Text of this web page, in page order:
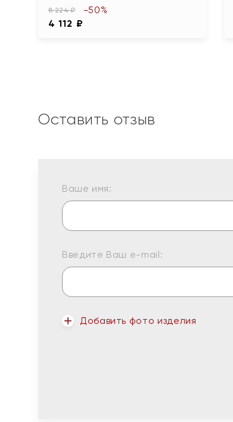
8 224 ₽
4 112 ₽
-50%
Оставить отзыв
Ваше имя:
Введите Ваш e-mail:
Добавить фото изделия